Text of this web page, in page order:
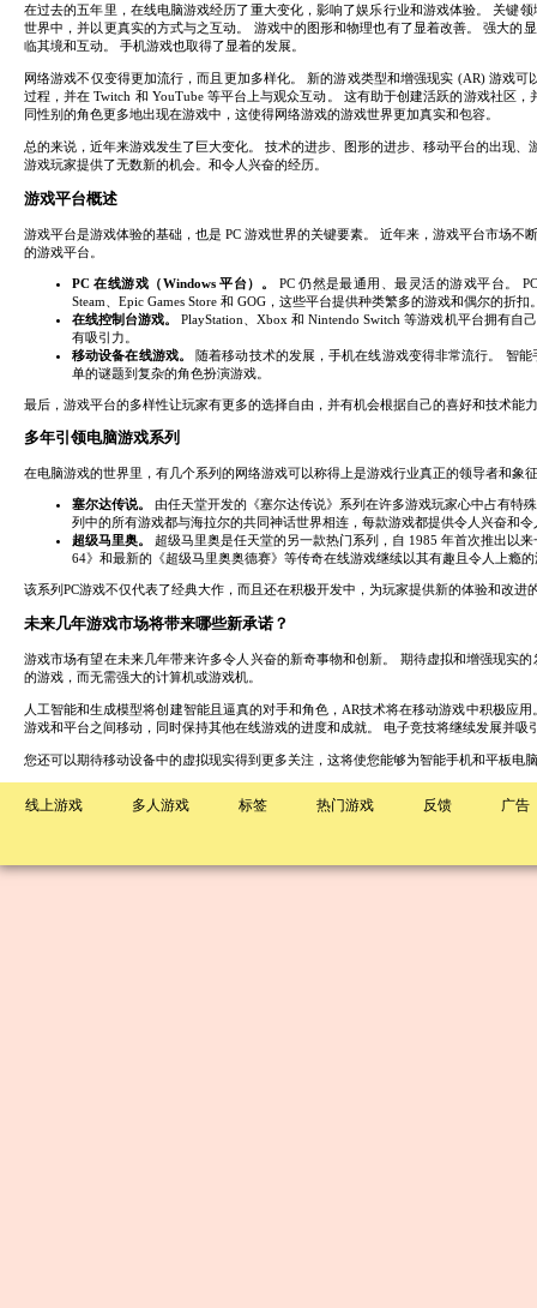
在过去的五年里，在线电脑游戏经历了重大变化，影响了娱乐行业和游戏体验。 关键
世界中，并以更真实的方式与之互动。 游戏中的图形和物理也有了显着改善。 强大
临其境和互动。 手机游戏也取得了显着的发展。
网络游戏不仅变得更加流行，而且更加多样化。 新的游戏类型和增强现实 (AR) 游戏
过程，并在 Twitch 和 YouTube 等平台上与观众互动。 这有助于创建活跃的游戏社区
同性别的角色更多地出现在游戏中，这使得网络游戏的游戏世界更加真实和包容。
总的来说，近年来游戏发生了巨大变化。 技术的进步、图形的进步、移动平台的出现
游戏玩家提供了无数新的机会。和令人兴奋的经历。
游戏平台概述
游戏平台是游戏体验的基础，也是 PC 游戏世界的关键要素。 近年来，游戏平台市场
的游戏平台。
PC 在线游戏（Windows 平台）。 PC 仍然是最通用、最灵活的游戏平台。
Steam、Epic Games Store 和 GOG，这些平台提供种类繁多的游戏和偶尔的折扣
在线控制台游戏。PlayStation、Xbox 和 Nintendo Switch 等游戏机平台拥有
有吸引力。
移动设备在线游戏。随着移动技术的发展，手机在线游戏变得非常流行。 智
单的谜题到复杂的角色扮演游戏。
最后，游戏平台的多样性让玩家有更多的选择自由，并有机会根据自己的喜好和技术
多年引领电脑游戏系列
在电脑游戏的世界里，有几个系列的网络游戏可以称得上是游戏行业真正的领导者和
塞尔达传说。
由任天堂开发的《塞尔达传说》系列在许多游戏玩家心中占有特
列中的所有游戏都与海拉尔的共同神话世界相连，每款游戏都提供令人兴奋和
超级马里奥。
超级马里奥是任天堂的另一款热门系列，自 1985 年首次推出以
64》和最新的《超级马里奥奥德赛》等传奇在线游戏继续以其有趣且令人上瘾
该系列PC游戏​​不仅代表了经典大作，而且还在积极开发中，为玩家提供新的体验和改
未来几年游戏市场将带来哪些新承诺？
游戏市场有望在未来几年带来许多令人兴奋的新奇事物和创新。 期待虚拟和增强现实
的游戏，而无需强大的计算机或游戏机。
人工智能和生成模型将创建智能且逼真的对手和角色，AR技术将在移动游戏中积极应
游戏和平台之间移动，同时保持其他在线游戏的进度和成就。 电子竞技将继续发展并吸
您还可以期待移动设备中的虚拟现实得到更多关注，这将使您能够为智能手机和平板
线上游戏 多人游戏 标签 热门游戏 反馈 广告